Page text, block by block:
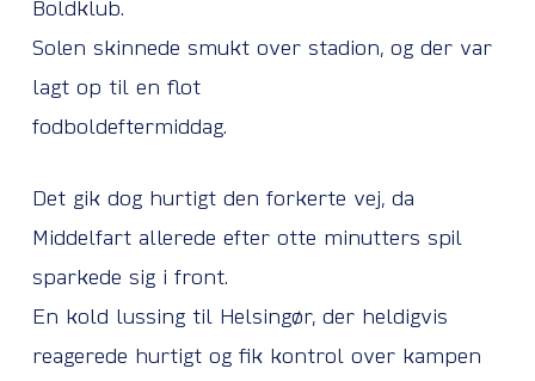
Boldklub.
Solen skinnede smukt over stadion, og der var
lagt op til en flot
fodboldeftermiddag.
Det gik dog hurtigt den forkerte vej, da
Middelfart allerede efter otte minutters spil
sparkede sig i front.
En kold lussing til Helsingør, der heldigvis
reagerede hurtigt og fik kontrol over kampen